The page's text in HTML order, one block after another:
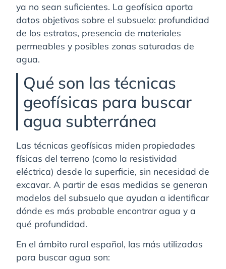
ya no sean suficientes. La geofísica aporta
datos objetivos sobre el subsuelo: profundidad
de los estratos, presencia de materiales
permeables y posibles zonas saturadas de
agua.
Qué son las técnicas
geofísicas para buscar
agua subterránea
Las técnicas geofísicas miden propiedades
físicas del terreno (como la resistividad
eléctrica) desde la superficie, sin necesidad de
excavar. A partir de esas medidas se generan
modelos del subsuelo que ayudan a identificar
dónde es más probable encontrar agua y a
qué profundidad.
En el ámbito rural español, las más utilizadas
para buscar agua son: